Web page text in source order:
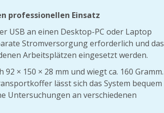
professionellen Einsatz
USB an einen Desktop-PC oder Laptop
Stromversorgung erforderlich und das
Arbeitsplätzen eingesetzt werden.
× 150 × 28 mm und wiegt ca. 160 Gramm.
lässt sich das System bequem
Untersuchungen an verschiedenen